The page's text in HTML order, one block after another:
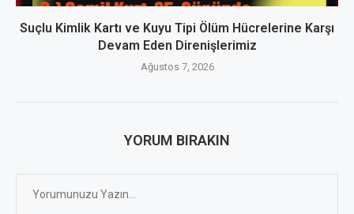
Suçlu Kimlik Kartı ve Kuyu Tipi Ölüm Hücrelerine Karşı
Devam Eden Direnişlerimiz
Ağustos 7, 2026
YORUM BIRAKIN